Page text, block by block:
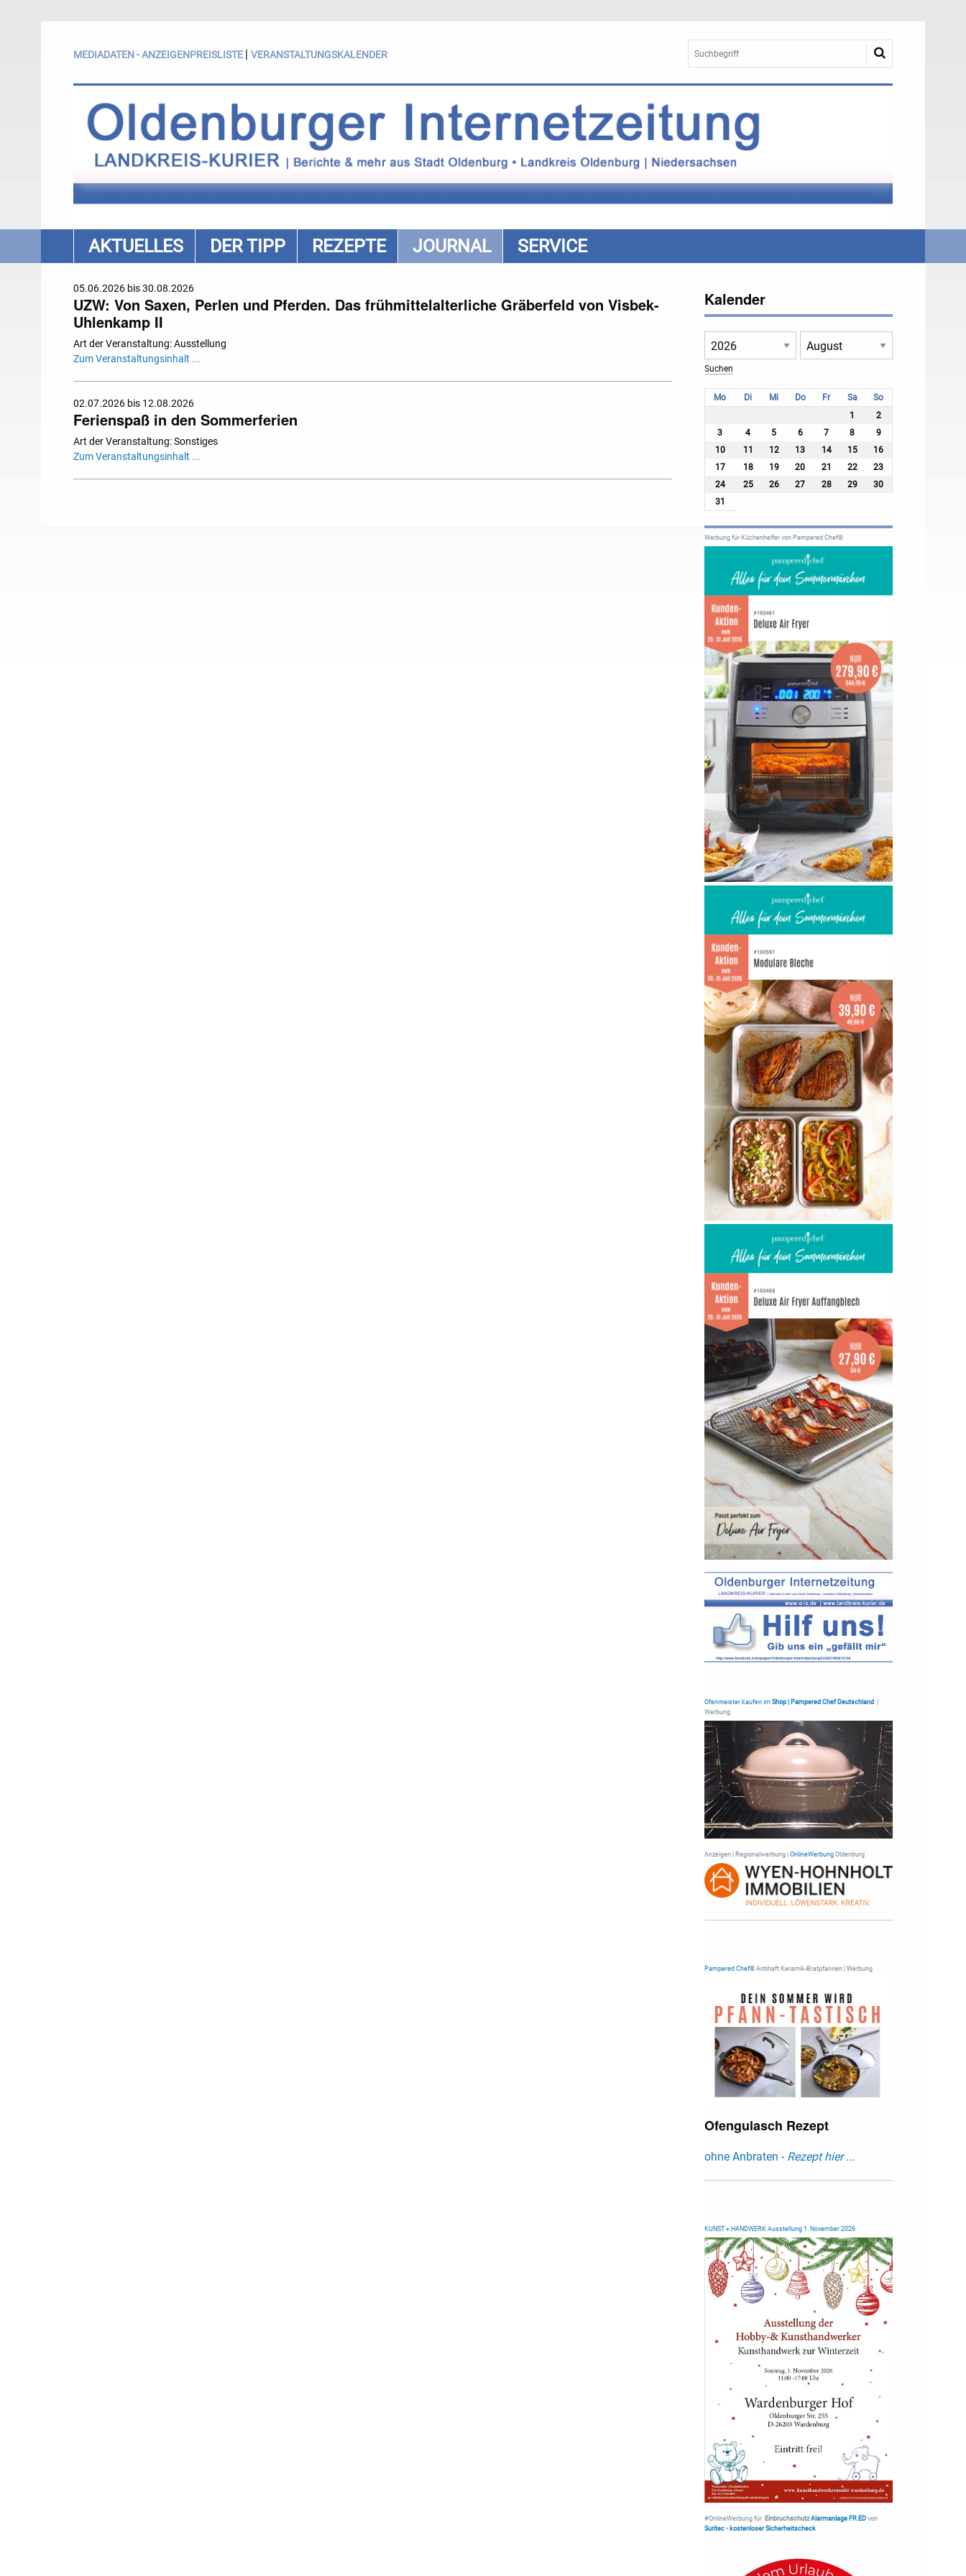
MEDIADATEN - ANZEIGENPREISLISTE | VERANSTALTUNGSKALENDER
AKTUELLES DER TIPP REZEPTE JOURNAL SERVICE
05.06.2026 bis 30.08.2026
UZW: Von Saxen, Perlen und Pferden. Das frühmittelalterliche Gräberfeld von Visbek-
Uhlenkamp II
Art der Veranstaltung: Ausstellung
Zum Veranstaltungsinhalt ...
02.07.2026 bis 12.08.2026
Ferienspaß in den Sommerferien
Art der Veranstaltung: Sonstiges
Zum Veranstaltungsinhalt ...
Kalender
Mo Di Mi Do Fr Sa
So
1
2
3
4 5 6 7 8
9
10
11 12 13 14 15
16
17
18 19 20 21 22
23
24
25 26 27 28 29
30
31
Werbung für Küchenhelfer von Pampered Chef®
Ofenmeister kaufen im Shop | Pampered Chef Deutschland
Werbung
Anzeigen | Regionalwerbung | OnlineWerbungOldenburg
Pampered Chef®Antihaft Keramik-Bratpfannen | Werbung
Ofengulasch Rezept
ohne Anbraten - Rezept hier ...
KUNST + HANDWERK Ausstellung 1. November 2026
#OnlineWerbung für Einbruchschutz Alarmanlage FR.ED von
Suritec• kostenloser Sicherheitscheck